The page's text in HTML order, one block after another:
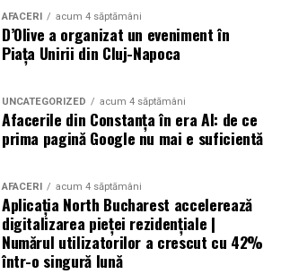
AFACERI acum 4 săptămâni
D’Olive a organizat un eveniment în
Piața Unirii din Cluj-Napoca
UNCATEGORIZED acum 4 săptămâni
Afacerile din Constanța în era AI: de ce
prima pagină Google nu mai e suficientă
AFACERI acum 4 săptămâni
Aplicația North Bucharest accelerează
digitalizarea pieței rezidențiale |
Numărul utilizatorilor a crescut cu 42%
într-o singură lună